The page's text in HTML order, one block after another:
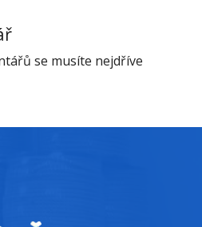
se musíte nejdříve